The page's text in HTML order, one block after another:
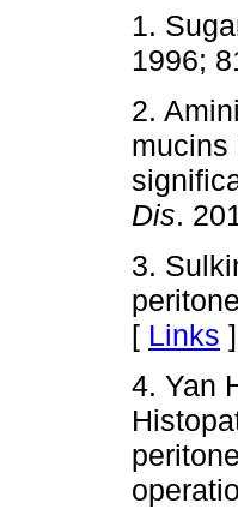
1.
1996;
2.
mucins
Dis.
3.
[ Links ]
4. Yan